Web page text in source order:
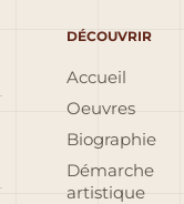
DÉCOUVRIR
Accueil
Oeuvres
Biographie
Démarche
artistique